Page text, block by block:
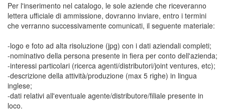
Per l'inserimento nel catalogo, le sole aziende che riceveranno
lettera ufficiale di ammissione, dovranno inviare, entro i termini
che verranno successivamente comunicati, il seguente materiale:
-logo e foto ad alta risoluzione (jpg) con i dati aziendali completi;
-nominativo della persona presente in fiera per conto dell'azienda;
-interessi particolari (ricerca agenti/distributori/joint ventures, etc);
-descrizione della attività/produzione (max 5 righe) in lingua
inglese;
-dati relativi all'eventuale agente/distributore/filiale presente in
loco.